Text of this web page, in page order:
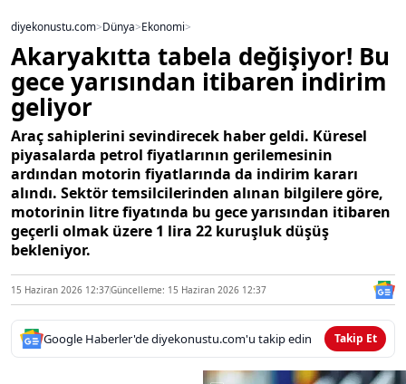
diyekonustu.com>Dünya>Ekonomi>
Akaryakıtta tabela değişiyor! Bu
gece yarısından itibaren indirim
geliyor
Araç sahiplerini sevindirecek haber geldi. Küresel
piyasalarda petrol fiyatlarının gerilemesinin
ardından motorin fiyatlarında da indirim kararı
alındı. Sektör temsilcilerinden alınan bilgilere göre,
motorinin litre fiyatında bu gece yarısından itibaren
geçerli olmak üzere 1 lira 22 kuruşluk düşüş
bekleniyor.
15 Haziran 2026 12:37Güncelleme: 15 Haziran 2026 12:37
Google Haberler'de diyekonustu.com'u takip edin Takip Et